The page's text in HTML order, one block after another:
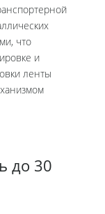
что
и
ленты
до 30